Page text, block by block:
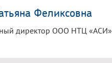
Феликсовна
директор ООО НТЦ «АСИ»